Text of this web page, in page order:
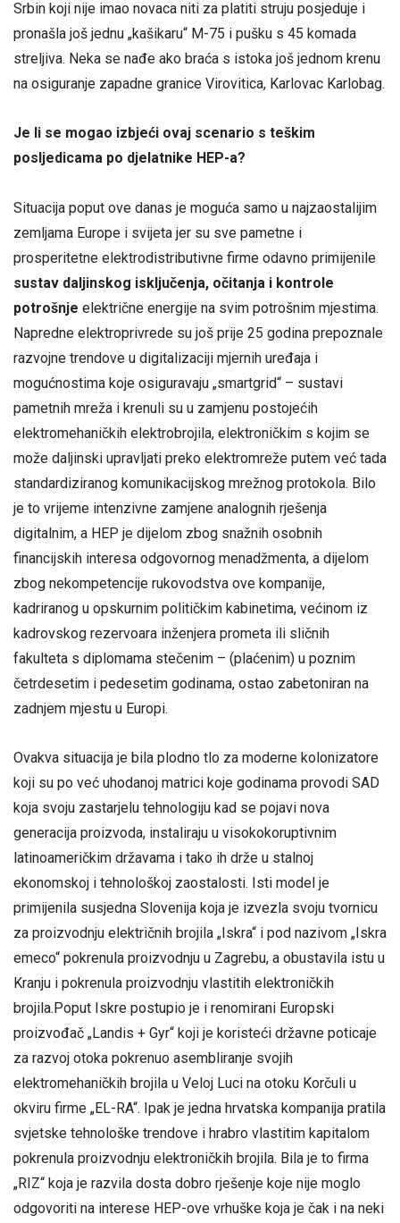
Srbin koji nije imao novaca niti za platiti struju posjeduje i
pronašla još jednu „kašikaru“ M-75 i pušku s 45 komada
streljiva. Neka se nađe ako braća s istoka još jednom krenu
na osiguranje zapadne granice Virovitica, Karlovac Karlobag.
Je li se mogao izbjeći ovaj scenario s teškim
posljedicama po djelatnike HEP-a?
Situacija poput ove danas je moguća samo u najzaostalijim
zemljama Europe i svijeta jer su sve pametne i
prosperitetne elektrodistributivne firme odavno primijenile
sustav daljinskog isključenja, očitanja i kontrole
potrošnje električne energije na svim potrošnim mjestima.
Napredne elektroprivrede su još prije 25 godina prepoznale
razvojne trendove u digitalizaciji mjernih uređaja i
mogućnostima koje osiguravaju „smartgrid“ – sustavi
pametnih mreža i krenuli su u zamjenu postojećih
elektromehaničkih elektrobrojila, elektroničkim s kojim se
može daljinski upravljati preko elektromreže putem već tada
standardiziranog komunikacijskog mrežnog protokola. Bilo
je to vrijeme intenzivne zamjene analognih rješenja
digitalnim, a HEP je dijelom zbog snažnih osobnih
financijskih interesa odgovornog menadžmenta, a dijelom
zbog nekompetencije rukovodstva ove kompanije,
kadriranog u opskurnim političkim kabinetima, većinom iz
kadrovskog rezervoara inženjera prometa ili sličnih
fakulteta s diplomama stečenim – (plaćenim) u poznim
četrdesetim i pedesetim godinama, ostao zabetoniran na
zadnjem mjestu u Europi.
Ovakva situacija je bila plodno tlo za moderne kolonizatore
koji su po već uhodanoj matrici koje godinama provodi SAD
koja svoju zastarjelu tehnologiju kad se pojavi nova
generacija proizvoda, instaliraju u visokokoruptivnim
latinoameričkim državama i tako ih drže u stalnoj
ekonomskoj i tehnološkoj zaostalosti. Isti model je
primijenila susjedna Slovenija koja je izvezla svoju tvornicu
za proizvodnju električnih brojila „Iskra“ i pod nazivom „Iskra
emeco“ pokrenula proizvodnju u Zagrebu, a obustavila istu u
Kranju i pokrenula proizvodnju vlastitih elektroničkih
brojila.Poput Iskre postupio je i renomirani Europski
proizvođač „Landis + Gyr“ koji je koristeći državne poticaje
za razvoj otoka pokrenuo asembliranje svojih
elektromehaničkih brojila u Veloj Luci na otoku Korčuli u
okviru firme „EL-RA“. Ipak je jedna hrvatska kompanija pratila
svjetske tehnološke trendove i hrabro vlastitim kapitalom
pokrenula proizvodnju elektroničkih brojila. Bila je to firma
„RIZ“ koja je razvila dosta dobro rješenje koje nije moglo
odgovoriti na interese HEP-ove vrhuške koja je čak i na neki